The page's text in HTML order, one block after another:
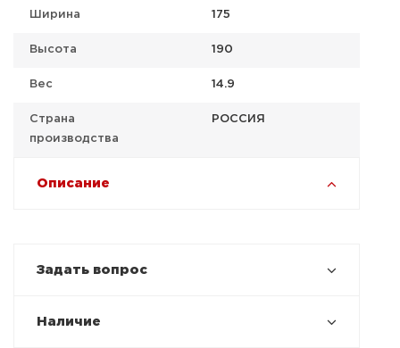
Ширина 175
Высота 190
Вес 14.9
Страна
производства
РОССИЯ
Описание
Задать вопрос
Наличие